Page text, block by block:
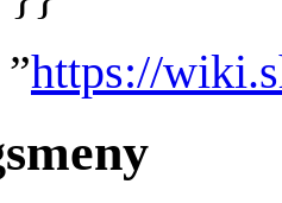
https://